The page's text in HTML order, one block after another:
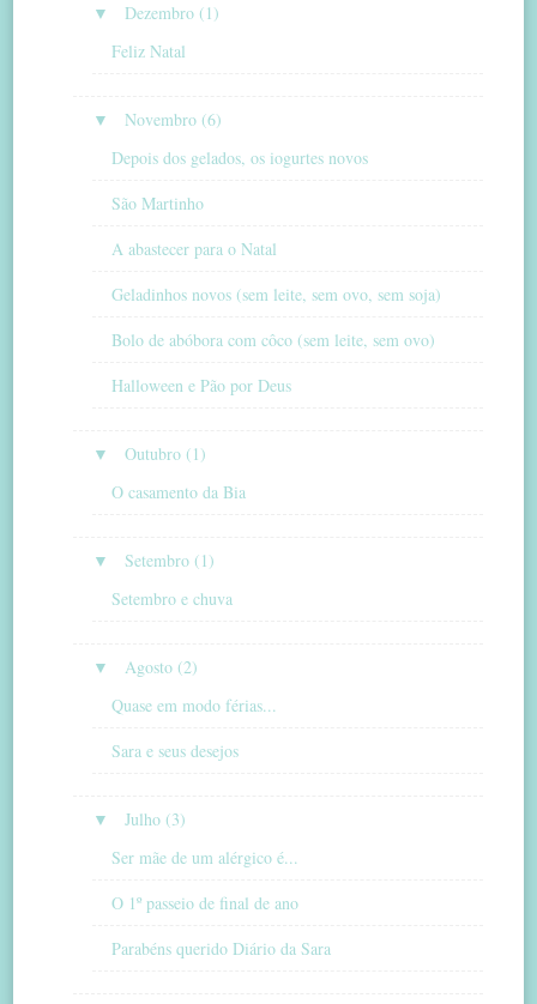
▼
Dezembro (1)
Feliz Natal
▼
Novembro (6)
Depois dos gelados, os iogurtes novos
São Martinho
A abastecer para o Natal
Geladinhos novos (sem leite, sem ovo, sem soja)
Bolo de abóbora com côco (sem leite, sem ovo)
Halloween e Pão por Deus
▼
Outubro (1)
O casamento da Bia
▼
Setembro (1)
Setembro e chuva
▼
Agosto (2)
Quase em modo férias...
Sara e seus desejos
▼
Julho (3)
Ser mãe de um alérgico é...
O 1º passeio de final de ano
Parabéns querido Diário da Sara